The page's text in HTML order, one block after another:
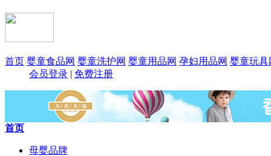
首页 婴童食品网 婴童洗护网 婴童用品网 孕妇用品网 婴童玩具
会员登录 | 免费注册
首页
母婴品牌